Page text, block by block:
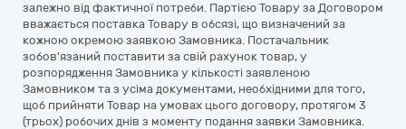
залежно від фактичної потреби. Партією Товару за Договором
вважається поставка Товару в обсязі, що визначений за
кожною окремою заявкою Замовника. Постачальник
зобов'язаний поставити за свій рахунок товар, у
розпорядження Замовника у кількості заявленою
Замовником та з усіма документами, необхідними для того,
щоб прийняти Товар на умовах цього договору, протягом 3
(трьох) робочих днів з моменту подання заявки Замовника.